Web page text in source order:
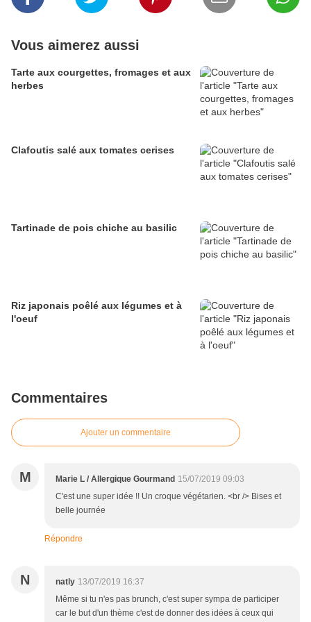
Vous aimerez aussi
Tarte aux courgettes, fromages et aux
herbes
Clafoutis salé aux tomates cerises
Tartinade de pois chiche au basilic
Riz japonais poêlé aux légumes et à
l'oeuf
Commentaires
Ajouter un commentaire
M Marie L / Allergique Gourmand 15/07/2019 09:03
C'est une super idée !! Un croque végétarien. <br /> Bises et
belle journée
Répondre
N natly 13/07/2019 16:37
Même si tu n'es pas brunch, c'est super sympa de participer
car le but d'un thème c'est de donner des idées à ceux qui